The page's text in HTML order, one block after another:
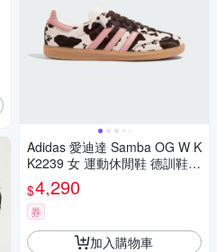
Adidas 愛迪達 Samba OG W K
K2239 女 運動休閒鞋 德訓鞋
乳牛花紋 舒適 粉紅 棕
$4,290
券
加入購物車